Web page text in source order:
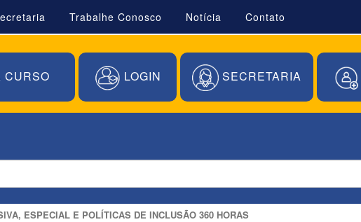
Trabalhe Conosco Notícia Contato
LOGIN SECRETARIA
ESPECIAL E POLÍTICAS DE INCLUSÃO 360 HORAS